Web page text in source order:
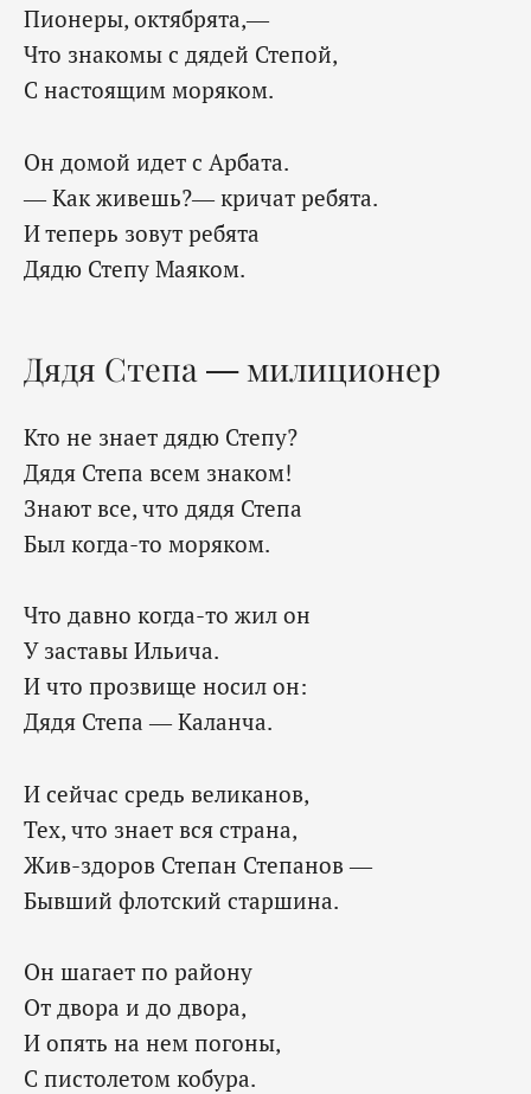
Пионеры, октябрята,—
Что знакомы с дядей Степой,
С настоящим моряком.
Он домой идет с Арбата.
— Как живешь?— кричат ребята.
И теперь зовут ребята
Дядю Степу Маяком.
Дядя Степа — милиционер
Кто не знает дядю Степу?
Дядя Степа всем знаком!
Знают все, что дядя Степа
Был когда-то моряком.
Что давно когда-то жил он
У заставы Ильича.
И что прозвище носил он:
Дядя Степа — Каланча.
И сейчас средь великанов,
Тех, что знает вся страна,
Жив-здоров Степан Степанов —
Бывший флотский старшина.
Он шагает по району
От двора и до двора,
И опять на нем погоны,
С пистолетом кобура.